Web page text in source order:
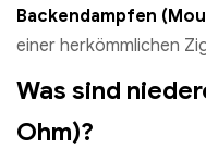
Backendampfen
einer herkömmlichen
Was sind
Ohm)?